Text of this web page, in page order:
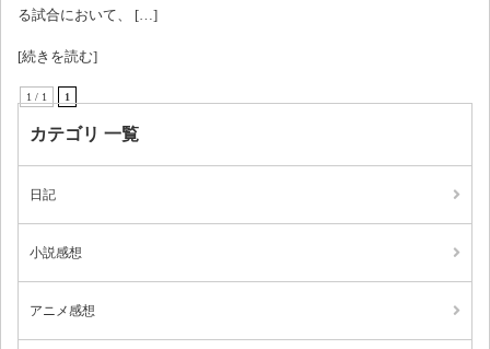
る試合において、 […]
[続きを読む]
1 / 1 1
カテゴリ 一覧
日記
小説感想
アニメ感想